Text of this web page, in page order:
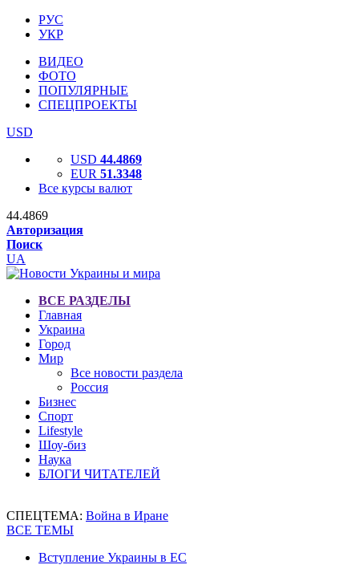
РУС
УКР
ВИДЕО
ФОТО
ПОПУЛЯРНЫЕ
СПЕЦПРОЕКТЫ
USD
USD 44.4869
EUR 51.3348
Все курсы валют
44.4869
Авторизация
Поиск
UA
ВСЕ РАЗДЕЛЫ
Главная
Украина
Город
Мир
Все новости раздела
Россия
Бизнес
Спорт
Lifestyle
Шоу-биз
Наука
БЛОГИ ЧИТАТЕЛЕЙ
СПЕЦТЕМА: Война в Иране
ВСЕ ТЕМЫ
Вступление Украины в ЕС